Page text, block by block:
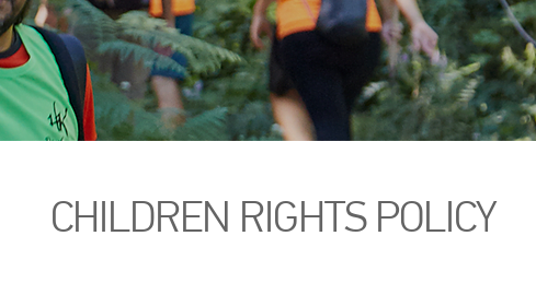
CHILDREN RIGHTS POLICY